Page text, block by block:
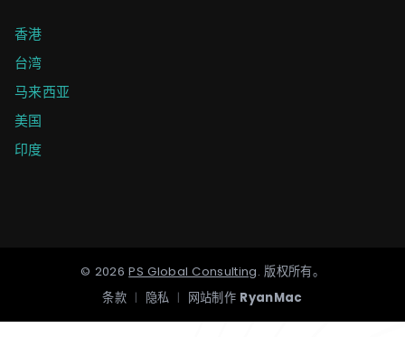
香港
台湾
马来西亚
美国
印度
© 2026 PS Global Consulting.版权所有。
条款 | 隐私 | 网站制作 RyanMac